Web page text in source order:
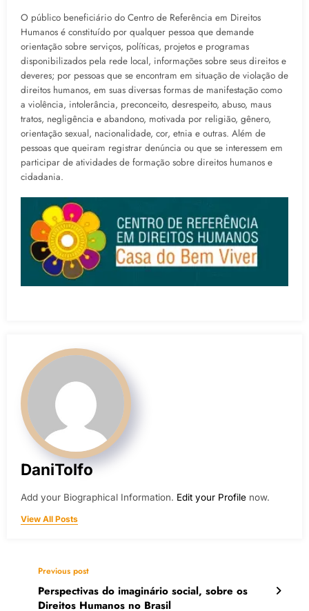
O público beneficiário do Centro de Referência em Direitos
Humanos é constituído por qualquer pessoa que demande
orientação sobre serviços, políticas, projetos e programas
disponibilizados pela rede local, informações sobre seus direitos e
deveres; por pessoas que se encontram em situação de violação de
direitos humanos, em suas diversas formas de manifestação como
a violência, intolerância, preconceito, desrespeito, abuso, maus
tratos, negligência e abandono, motivada por religião, gênero,
orientação sexual, nacionalidade, cor, etnia e outras. Além de
pessoas que queiram registrar denúncia ou que se interessem em
participar de atividades de formação sobre direitos humanos e
cidadania.
DaniTolfo
Add your Biographical Information. Edit your Profile now.
View All Posts
Previous post
Perspectivas do imaginário social, sobre os
Direitos Humanos no Brasil